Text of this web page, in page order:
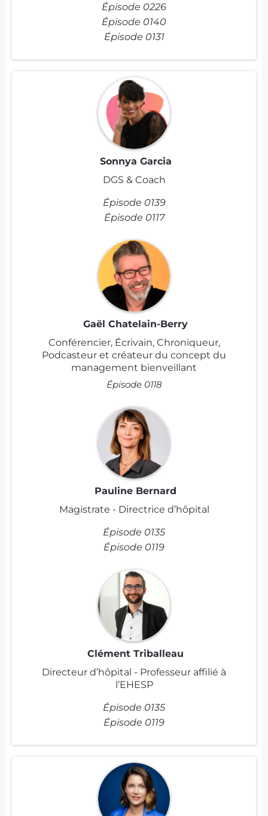
Épisode 0226
Épisode 0140
Épisode 0131
Sonnya Garcia
DGS & Coach
Épisode 0139
Épisode 0117
Gaël Chatelain-Berry
Conférencier, Écrivain, Chroniqueur,
Podcasteur et créateur du concept du
management bienveillant
Épisode 0118
Pauline Bernard
Magistrate - Directrice d’hôpital
Épisode 0135
Épisode 0119
Clément Triballeau
Directeur d’hôpital - Professeur affilié à
l’EHESP
Épisode 0135
Épisode 0119